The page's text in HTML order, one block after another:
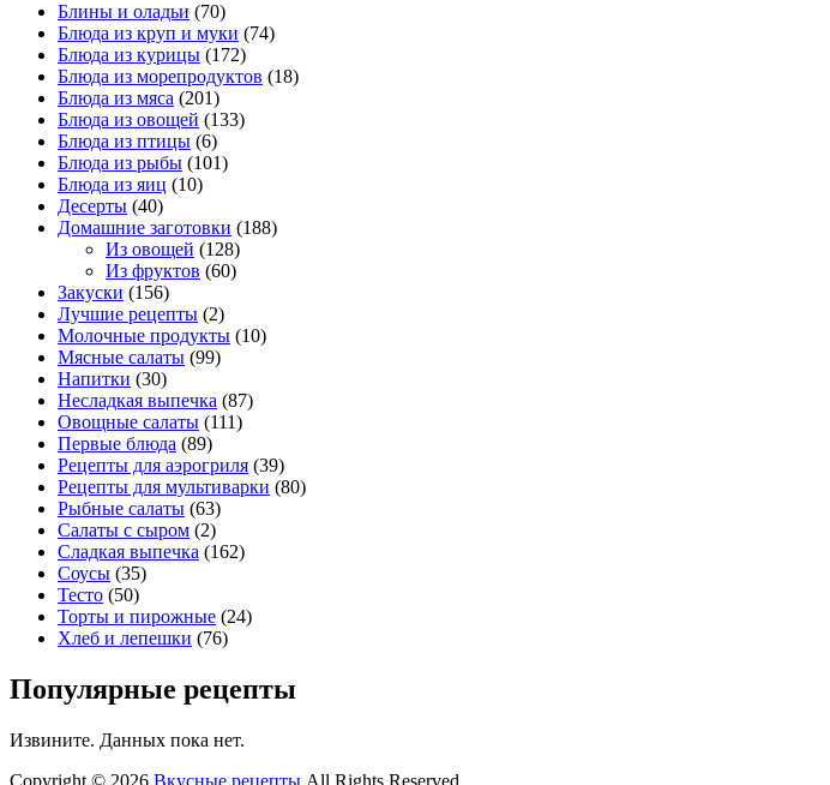
Блины и оладьи (70)
Блюда из круп и муки (74)
Блюда из курицы (172)
Блюда из морепродуктов (18)
Блюда из мяса (201)
Блюда из овощей (133)
Блюда из птицы (6)
Блюда из рыбы (101)
Блюда из яиц (10)
Десерты (40)
Домашние заготовки (188)
Из овощей (128)
Из фруктов (60)
Закуски (156)
Лучшие рецепты (2)
Молочные продукты (10)
Мясные салаты (99)
Напитки (30)
Несладкая выпечка (87)
Овощные салаты (111)
Первые блюда (89)
Рецепты для аэрогриля (39)
Рецепты для мультиварки (80)
Рыбные салаты (63)
Салаты с сыром (2)
Сладкая выпечка (162)
Соусы (35)
Тесто (50)
Торты и пирожные (24)
Хлеб и лепешки (76)
Популярные рецепты
Извините. Данных пока нет.